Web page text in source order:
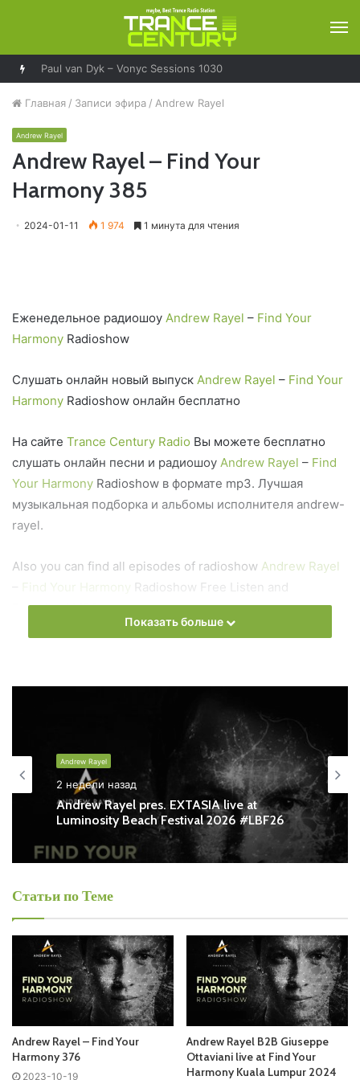
Главная / Записи эфира / Andrew Rayel
Andrew Rayel
Andrew Rayel – Find Your
Harmony 385
2024-01-11 1 974 1 минута для чтения
Еженедельное радиошоу Andrew Rayel – Find Your
Harmony Radioshow
Слушать онлайн новый выпуск Andrew Rayel – Find Your
Harmony Radioshow онлайн бесплатно
На сайте Trance Century Radio Вы можете бесплатно
слушать онлайн песни и радиошоу Andrew Rayel – Find
Your Harmony Radioshow в формате mp3. Лучшая
музыкальная подборка и альбомы исполнителя andrew-
rayel.
Also you can find all episodes of radioshow Andrew Rayel
– Find Your Harmony
Radioshow Free Listen and
Download MP3
Andrew Rayel - Find Your Harmony
Запись выпусков
Слушай и добавляй плейлист VK:
Tracklist:
LIGHT SIDE TRACK
01. THE HIDD3NS & Michael Ra – Takhatum /Deeper
Harmonies/
02. Omnia – Feeling /ETRNTY/
03. Biskuwi & Fatum – Termination /Mercurial Tones/
Показать больше
Andrew Rayel
2 недели назад
Andrew Rayel pres. EXTASIA live at
Luminosity Beach Festival 2026 #LBF26
Статьи по Теме
Andrew Rayel – Find Your
Harmony 376
2023-10-19
Andrew Rayel B2B Giuseppe
Ottaviani live at Find Your
Harmony Kuala Lumpur 2024